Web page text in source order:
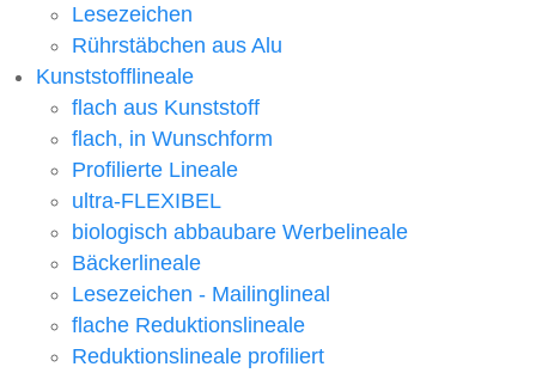
Lesezeichen
Rührstäbchen aus Alu
Kunststofflineale
flach aus Kunststoff
flach, in Wunschform
Profilierte Lineale
ultra-FLEXIBEL
biologisch abbaubare Werbelineale
Bäckerlineale
Lesezeichen - Mailinglineal
flache Reduktionslineale
Reduktionslineale profiliert